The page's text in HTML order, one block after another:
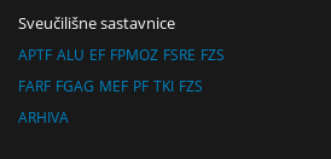
Sveučilišne sastavnice
APTF ALU EF FPMOZ FSRE FZS
FARF FGAG MEF PF TKI FZS
ARHIVA